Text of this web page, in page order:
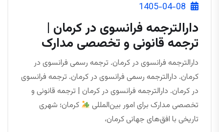
1405-04-08
دارالترجمه فرانسوی در کرمان |
ترجمه قانونی و تخصصی مدارک
دارالترجمه فرانسوی در کرمان. ترجمه رسمی فرانسوی در
کرمان. دارالترجمه رسمی فرانسوی در کرمان. ترجمه فرانسوی
در کرمان. دارالترجمه فرانسوی در کرمان | ترجمه قانونی و
تخصصی مدارک برای امور بین‌المللی
کرمان؛ شهری
تاریخی با افق‌های جهانی کرمان،